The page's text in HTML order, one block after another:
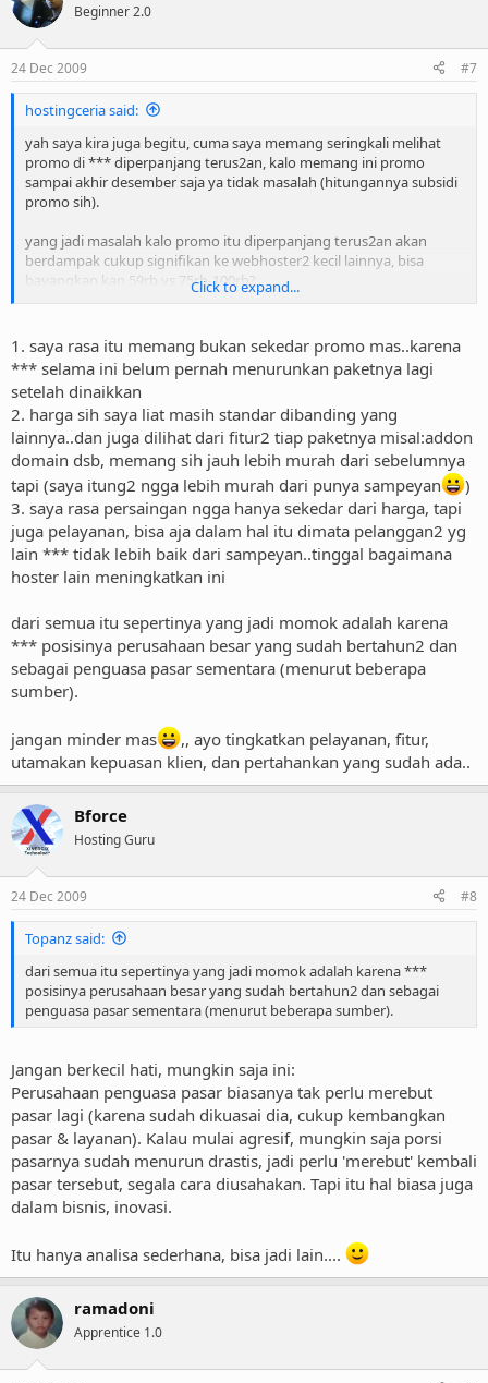
Beginner 2.0
24 Dec 2009 #7
hostingceria said:
yah saya kira juga begitu, cuma saya memang seringkali melihat
promo di *** diperpanjang terus2an, kalo memang ini promo
sampai akhir desember saja ya tidak masalah (hitungannya subsidi
promo sih).
yang jadi masalah kalo promo itu diperpanjang terus2an akan
berdampak cukup signifikan ke webhoster2 kecil lainnya, bisa
bayangkan kan 59rb vs 75rb-100rb?
namanya konsumen tetep aja uda gelep mata liat harga murah
begitu
Click to expand...
1. saya rasa itu memang bukan sekedar promo mas..karena
*** selama ini belum pernah menurunkan paketnya lagi
setelah dinaikkan
2. harga sih saya liat masih standar dibanding yang
lainnya..dan juga dilihat dari fitur2 tiap paketnya misal:addon
domain dsb, memang sih jauh lebih murah dari sebelumnya
tapi (saya itung2 ngga lebih murah dari punya sampeyan
)
3. saya rasa persaingan ngga hanya sekedar dari harga, tapi
juga pelayanan, bisa aja dalam hal itu dimata pelanggan2 yg
lain *** tidak lebih baik dari sampeyan..tinggal bagaimana
hoster lain meningkatkan ini
dari semua itu sepertinya yang jadi momok adalah karena
*** posisinya perusahaan besar yang sudah bertahun2 dan
sebagai penguasa pasar sementara (menurut beberapa
sumber).
jangan minder mas
,, ayo tingkatkan pelayanan, fitur,
utamakan kepuasan klien, dan pertahankan yang sudah ada..
Bforce
Hosting Guru
24 Dec 2009 #8
Topanz said:
dari semua itu sepertinya yang jadi momok adalah karena ***
posisinya perusahaan besar yang sudah bertahun2 dan sebagai
penguasa pasar sementara (menurut beberapa sumber).
Jangan berkecil hati, mungkin saja ini:
Perusahaan penguasa pasar biasanya tak perlu merebut
pasar lagi (karena sudah dikuasai dia, cukup kembangkan
pasar & layanan). Kalau mulai agresif, mungkin saja porsi
pasarnya sudah menurun drastis, jadi perlu 'merebut' kembali
pasar tersebut, segala cara diusahakan. Tapi itu hal biasa juga
dalam bisnis, inovasi.
Itu hanya analisa sederhana, bisa jadi lain....
ramadoni
Apprentice 1.0